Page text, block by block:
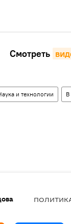
Смотреть
и технологии